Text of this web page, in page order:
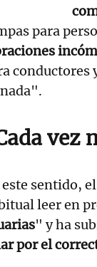
para
conductores
vez
sentido,
leer en
" y ha
por el